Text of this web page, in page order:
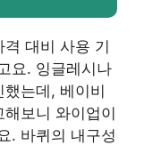
대비 사용 기
요. 잉글레시나
는데, 베이비
보니 와이업이
. 바퀴의 내구성